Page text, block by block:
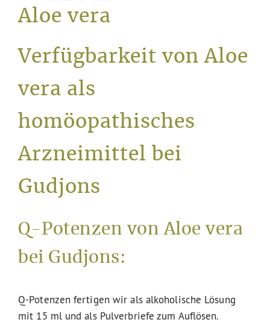
Service
Aloe vera
Verfügbarkeit von Aloe
vera als
homöopathisches
Arzneimittel bei
Gudjons
Q-Potenzen von Aloe vera
bei Gudjons:
Q-Potenzen fertigen wir als alkoholische Lösung
mit 15 ml und als Pulverbriefe zum Auflösen.